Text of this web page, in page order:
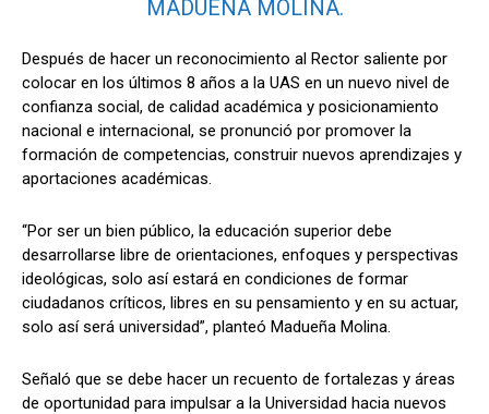
MADUEÑA MOLINA.
Después de hacer un reconocimiento al Rector saliente por
colocar en los últimos 8 años a la UAS en un nuevo nivel de
confianza social, de calidad académica y posicionamiento
nacional e internacional, se pronunció por promover la
formación de competencias, construir nuevos aprendizajes y
aportaciones académicas.
“Por ser un bien público, la educación superior debe
desarrollarse libre de orientaciones, enfoques y perspectivas
ideológicas, solo así estará en condiciones de formar
ciudadanos críticos, libres en su pensamiento y en su actuar,
solo así será universidad”, planteó Madueña Molina.
Señaló que se debe hacer un recuento de fortalezas y áreas
de oportunidad para impulsar a la Universidad hacia nuevos